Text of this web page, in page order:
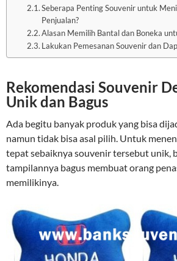
Seberapa Penting Souvenir untuk
Penjualan?
Alasan Memilih Bantal dan Boneka
Lakukan Pemesanan Souvenir dan
Rekomendasi Souvenir
Unik dan Bagus
Ada begitu banyak produk yang bisa
namun tidak bisa asal pilih. Untuk
tepat sebaiknya souvenir tersebut unik,
tampilannya bagus membuat orang
memilikinya.